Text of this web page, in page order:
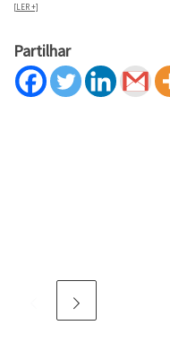
[LER +]
Partilhar